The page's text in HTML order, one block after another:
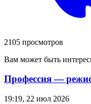
2105 просмотров
Вам может быть
Профессия —
19:19, 22 июл 2026